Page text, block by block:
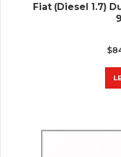
Fiat (Diesel 1.7)
$